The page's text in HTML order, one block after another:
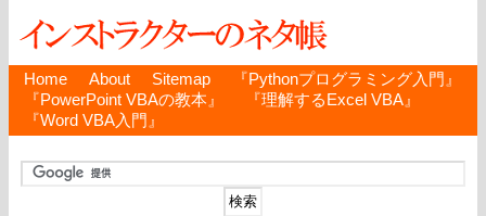
Home About Sitemap
『Pythonプログラミング入門』
『PowerPoint VBAの教本』
『理解するExcel VBA』
『Word VBA入門』